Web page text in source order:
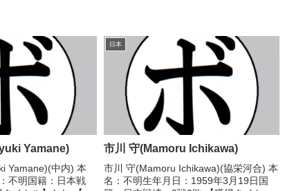
Yamane)
Yamane)(中内) 本
不明国籍：日本戦
日本
市川 守(Mamoru Ichikawa)
市川 守(Mamoru Ichikawa)(協栄河合) 本
名：不明生年月日：1959年3月19日国